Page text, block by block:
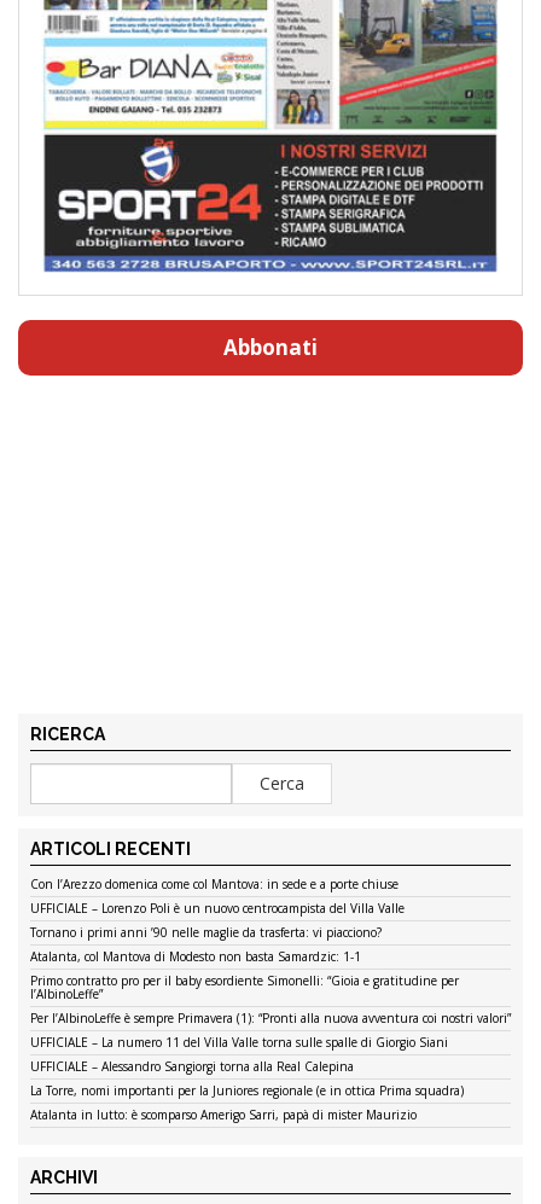
Abbonati
RICERCA
ARTICOLI RECENTI
Con l’Arezzo domenica come col Mantova: in sede e a porte chiuse
UFFICIALE – Lorenzo Poli è un nuovo centrocampista del Villa Valle
Tornano i primi anni ’90 nelle maglie da trasferta: vi piacciono?
Atalanta, col Mantova di Modesto non basta Samardzic: 1-1
Primo contratto pro per il baby esordiente Simonelli: “Gioia e gratitudine per
l’AlbinoLeffe”
Per l’AlbinoLeffe è sempre Primavera (1): “Pronti alla nuova avventura coi nostri valori”
UFFICIALE – La numero 11 del Villa Valle torna sulle spalle di Giorgio Siani
UFFICIALE – Alessandro Sangiorgi torna alla Real Calepina
La Torre, nomi importanti per la Juniores regionale (e in ottica Prima squadra)
Atalanta in lutto: è scomparso Amerigo Sarri, papà di mister Maurizio
ARCHIVI